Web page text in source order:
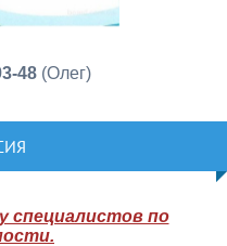
48 (Олег)
специалистов по